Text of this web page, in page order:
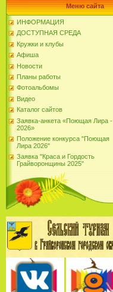
Меню сайта
ИНФОРМАЦИЯ
ДОСТУПНАЯ СРЕДА
Кружки и клубы
Афиша
Новости
Планы работы
Фотоальбомы
Видео
Каталог сайтов
Заявка-анкета «Поющая Лира -
2026»
Положение конкурса "Поющая
Лира 2026"
Заявка "Краса и Гордость
Грайворонщины 2025"